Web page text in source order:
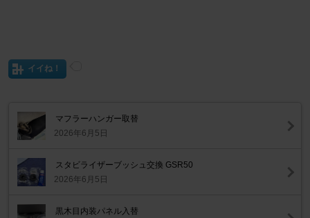
イイね！
マフラーハンガー取替
2026年6月5日
スタビライザーブッシュ交換 GSR50
2026年6月5日
黒木目内装パネル入替